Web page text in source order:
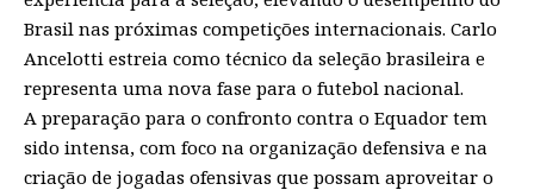
Brasil nas próximas competições internacionais. Carlo
Ancelotti estreia como técnico da seleção brasileira e
representa uma nova fase para o futebol nacional.
A preparação para o confronto contra o Equador tem
sido intensa, com foco na organização defensiva e na
criação de jogadas ofensivas que possam aproveitar o